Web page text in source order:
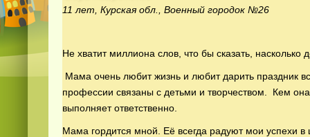
11 лет, Курская обл., Военный городок №26
Не хватит миллиона слов, что бы сказать,
Мама очень любит жизнь и любит дарить праздник
профессии связаны с детьми и творчеством. Кем
выполняет ответственно.
Мама гордится мной. Её всегда радуют мои успехи